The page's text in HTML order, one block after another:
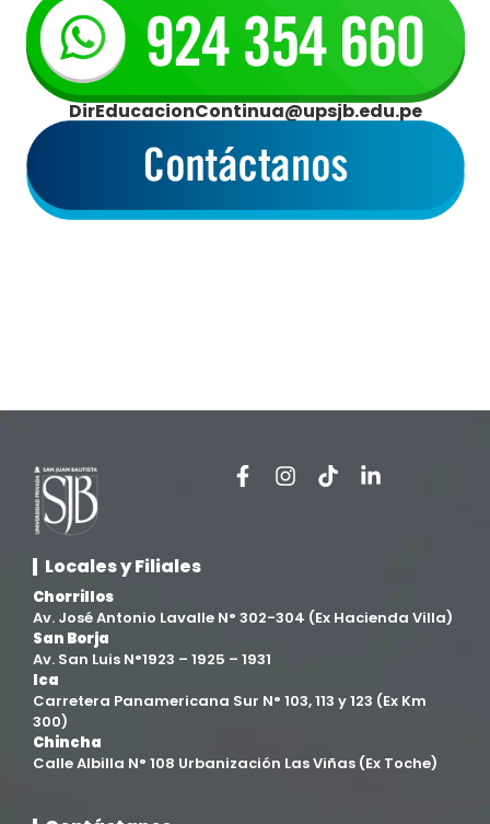
DirEducacionContinua@upsjb.edu.pe
Locales y Filiales
Chorrillos
Av. José Antonio Lavalle N° 302-304 (Ex Hacienda Villa)
San Borja
Av. San Luis N°1923 – 1925 – 1931
Ica
Carretera Panamericana Sur N° 103, 113 y 123 (Ex Km
300)
Chincha
Calle Albilla N° 108 Urbanización Las Viñas (Ex Toche)